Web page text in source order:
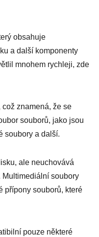
obsahuje
a další komponenty
mnohem rychleji, zde
což znamená, že se
souborů, jako jsou
soubory a další.
ale neuchovává
soubory
přípony souborů, které
pouze některé